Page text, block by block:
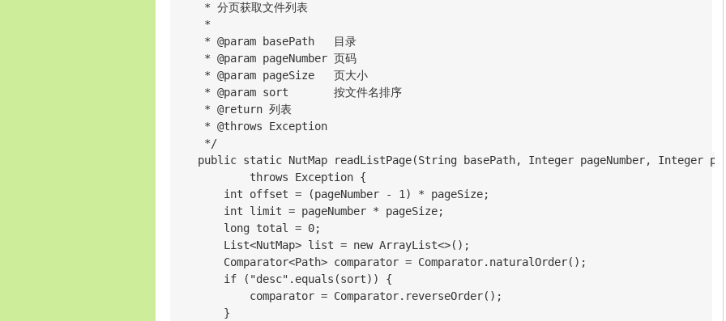
     * 分页获取文件列表
     *
     * @param basePath   目录
     * @param pageNumber 页码
     * @param pageSize   页大小
     * @param sort       按文件名排序
     * @return 列表
     * @throws Exception
     */
public static NutMap readListPage(String basePath, Integer pageNumber, Integer
            throws Exception {
        int offset = (pageNumber - 1) * pageSize;
        int limit = pageNumber * pageSize;
        long total = 0;
        List<NutMap> list = new ArrayList<>();
        Comparator<Path> comparator = Comparator.naturalOrder();
        if ("desc".equals(sort)) {
            comparator = Comparator.reverseOrder();
        }